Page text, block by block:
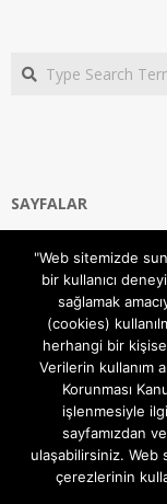
Search
SAYFALAR
Gizlilik ve Çerezler
Hakkımızda
İletişim Kanalları
MODEM KURULUM
TEKNİK DESTEK
TELEVİZYON
"Web sitemizde
bir kullanıcı
sağlamak
(cookies)
herhangi bir
Verilerin kullanım
Korunması
işlenmesiyle
sayfamızdan
ulaşabilirsiniz. Web
çerezlerinin